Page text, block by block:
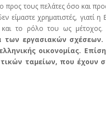
τους πελάτες όσο και
χρηματιστές, γιατί η
και το ρόλο του ως μέτοχος.
των εργασιακών
οικονομίας.
ταμείων, που έχουν